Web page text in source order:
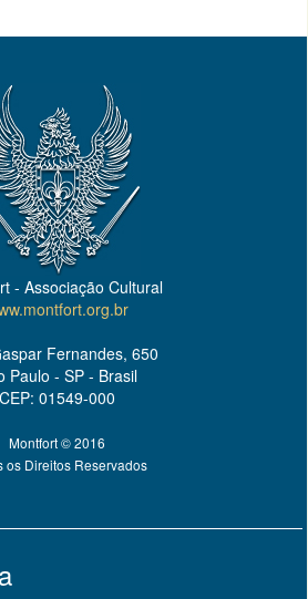
- Associação Cultural
Fernandes, 650
Paulo - SP - Brasil
CEP: 01549-000
Montfort © 2016
os Direitos Reservados